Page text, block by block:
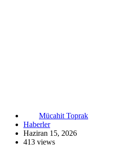
Mücahit Toprak
Haberler
Haziran 15, 2026
413 views